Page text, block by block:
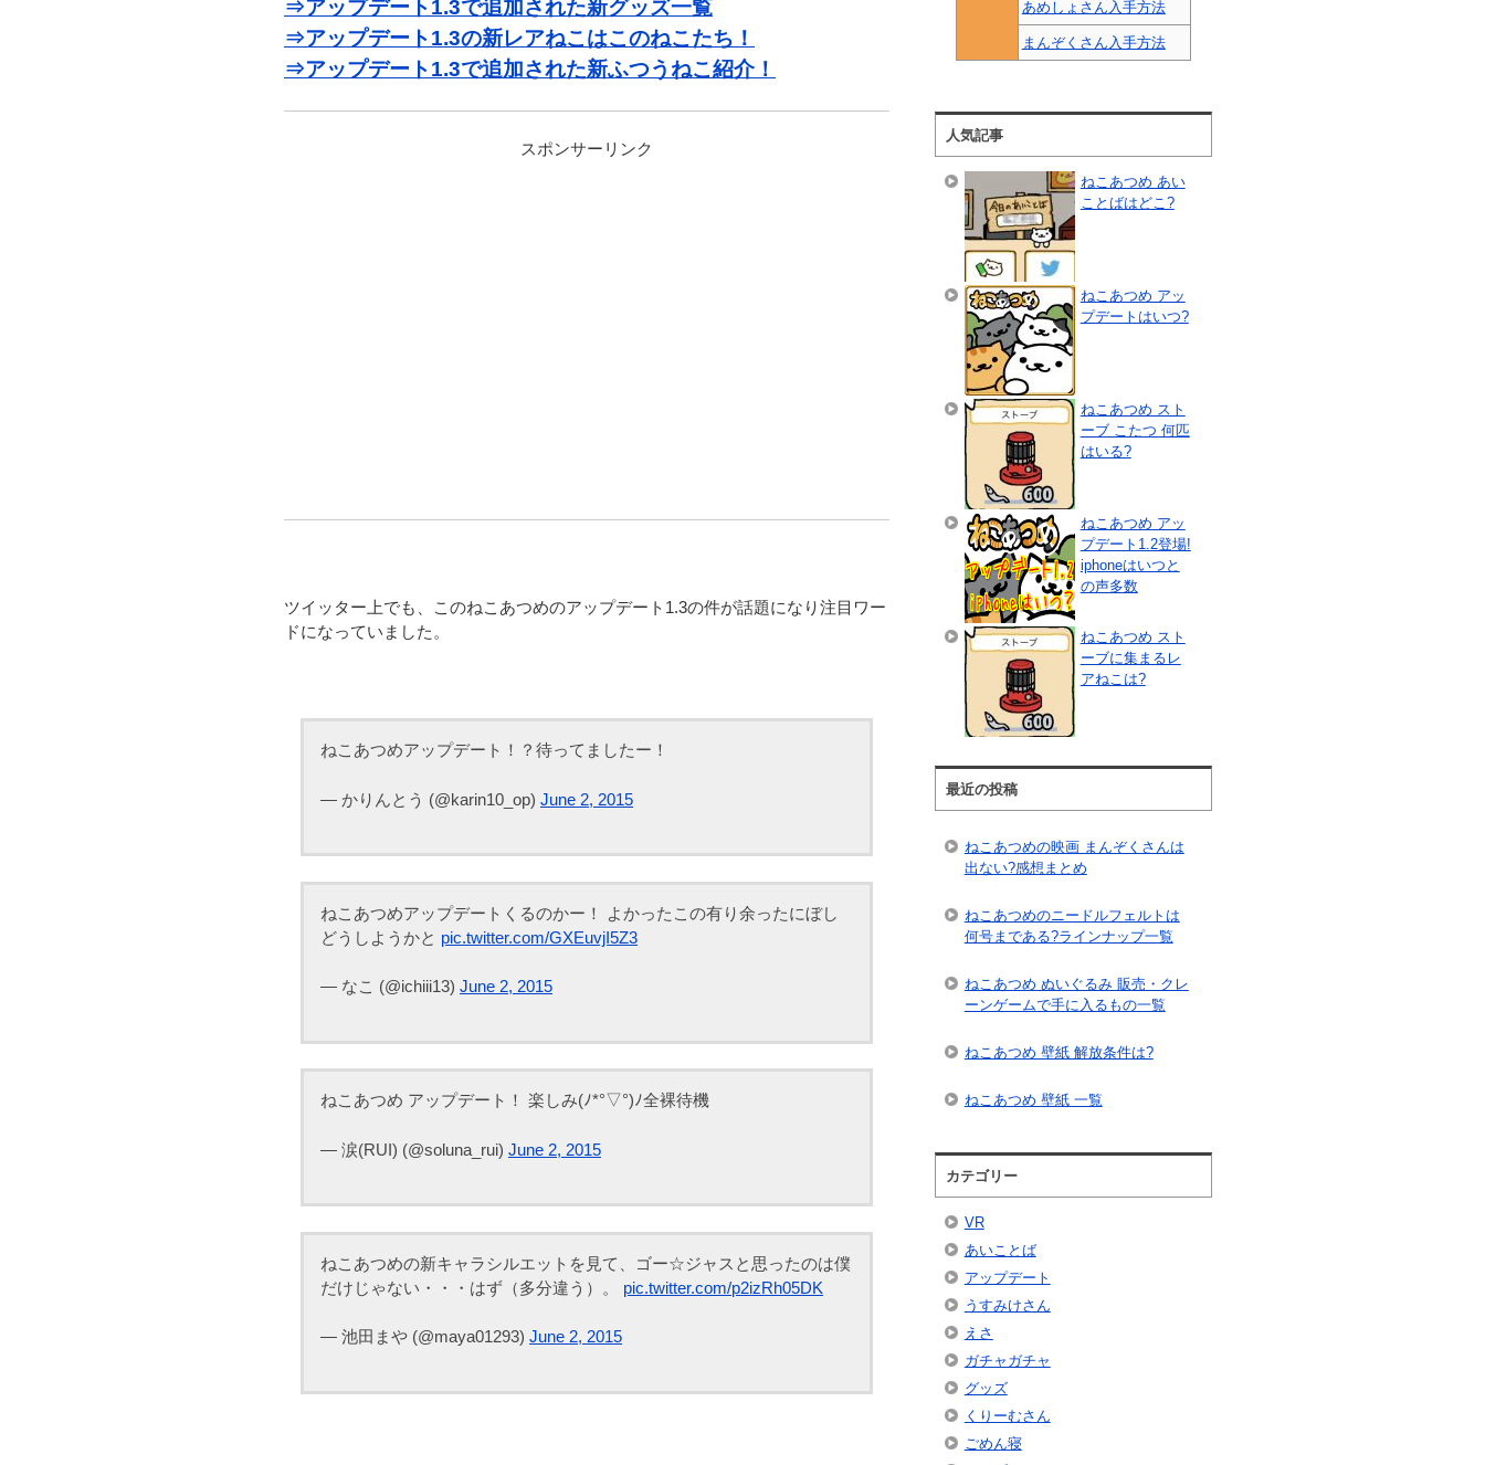
⇒アップデート1.3で追加された新グッズ一覧
⇒アップデート1.3の新レアねこはこのねこたち！
⇒アップデート1.3で追加された新ふつうねこ紹介！
スポンサーリンク
ツイッター上でも、このねこあつめのアップデート1.3の件が話題になり注目ワー
ドになっていました。
ねこあつめアップデート！？待ってましたー！
— かりんとう (@karin10_op) June 2, 2015
ねこあつめアップデートくるのかー！ よかったこの有り余ったにぼし
どうしようかと pic.twitter.com/GXEuvjI5Z3
— なこ (@ichiii13) June 2, 2015
ねこあつめ アップデート！ 楽しみ(ﾉ*°▽°)ﾉ全裸待機
— 涙(RUI) (@soluna_rui) June 2, 2015
ねこあつめの新キャラシルエットを見て、ゴー☆ジャスと思ったのは僕
だけじゃない・・・はず（多分違う）。 pic.twitter.com/p2izRh05DK
— 池田まや (@maya01293) June 2, 2015
あめしょさん入手方法
まんぞくさん入手方法
人気記事
ねこあつめ あい
ことばはどこ?
ねこあつめ アッ
プデートはいつ?
ねこあつめ スト
ーブ こたつ 何匹
はいる?
ねこあつめ アッ
プデート1.2登場!
iphoneはいつと
の声多数
ねこあつめ スト
ーブに集まるレ
アねこは?
最近の投稿
ねこあつめの映画 まんぞくさんは
出ない?感想まとめ
ねこあつめのニードルフェルトは
何号まである?ラインナップ一覧
ねこあつめ ぬいぐるみ 販売・クレ
ーンゲームで手に入るもの一覧
ねこあつめ 壁紙 解放条件は?
ねこあつめ 壁紙 一覧
カテゴリー
VR
あいことば
アップデート
うすみけさん
えさ
ガチャガチャ
グッズ
くりーむさん
ごめん寝